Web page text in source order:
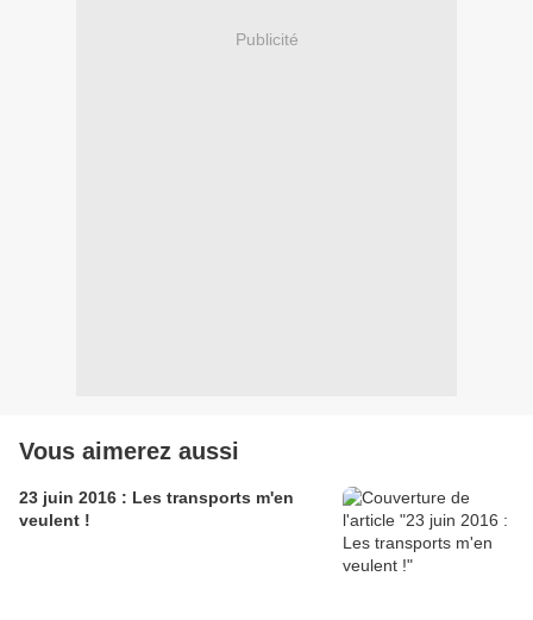
Publicité
Vous aimerez aussi
23 juin 2016 : Les transports m'en
veulent !